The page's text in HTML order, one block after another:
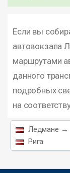
Если вы
автовокзала
маршрутами
данного
подробных
на
Ледмане →
Рига